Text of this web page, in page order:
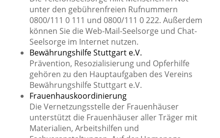
unter den gebührenfreien Rufnummern
0800/111 0 111 und 0800/111 0 222. Außerdem
können Sie die Web-Mail-Seelsorge und Chat-
Seelsorge im Internet nutzen.
Bewährungshilfe Stuttgart e.V.
Prävention, Resozialisierung und Opferhilfe
gehören zu den Hauptaufgaben des Vereins
Bewährungshilfe Stuttgart e.V.
Frauenhauskoordinierung
Die Vernetzungsstelle der Frauenhäuser
unterstützt die Frauenhäuser aller Träger mit
Materialien, Arbeitshilfen und